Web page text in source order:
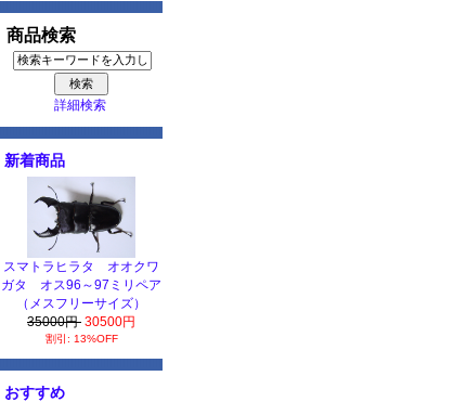
商品検索
詳細検索
新着商品
スマトラヒラタ オオクワ
ガタ オス96～97ミリペア
（メスフリーサイズ）
35000円 30500円
割引: 13%OFF
おすすめ